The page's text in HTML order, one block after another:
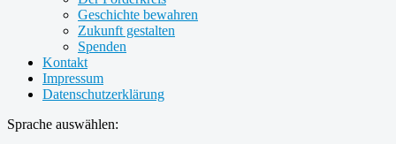
Geschichte bewahren
Zukunft gestalten
Spenden
Kontakt
Impressum
Datenschutzerklärung
Sprache auswählen: